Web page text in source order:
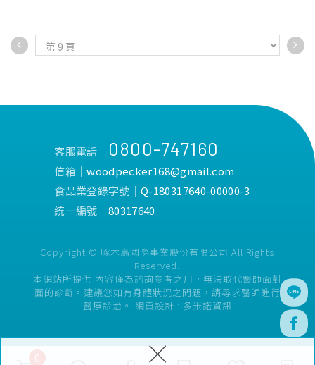
×
客服電話│ 0800-747160
信箱│woodpecker168@gmail.com
食品業登錄字號│Q-180317640-00000-3
統一編號│80317640
Copyright © 啄木鳥國際事業股份有限公司 All Rights
Reserved.
本網站所提供 內容僅為諮詢參考之用，無法取代醫師面對
面的診斷。建議您如有身體狀況之問題，請尋求醫師進行
醫療診治。 網頁設計 : 多米諾資訊
0